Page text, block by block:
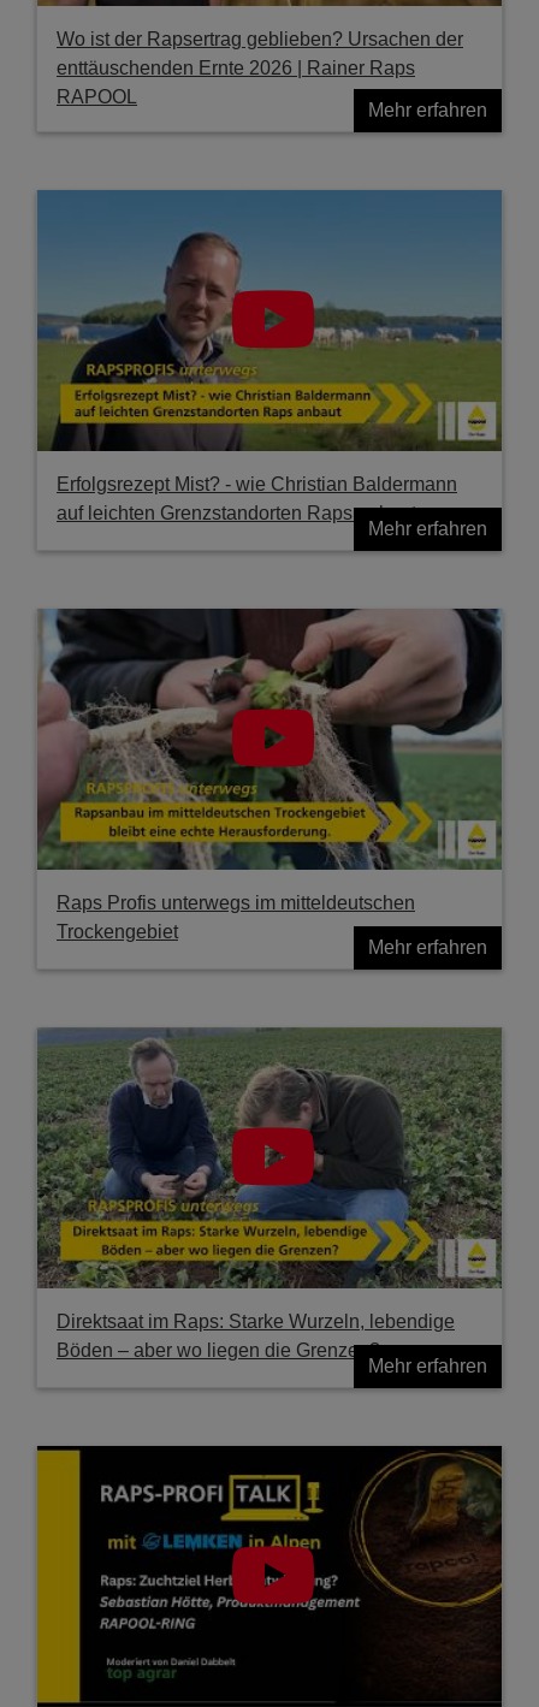
Wo ist der Rapsertrag geblieben? Ursachen der
enttäuschenden Ernte 2026 | Rainer Raps
RAPOOL
Mehr erfahren
Erfolgsrezept Mist? - wie Christian Baldermann
auf leichten Grenzstandorten Raps anbaut
Mehr erfahren
Raps Profis unterwegs im mitteldeutschen
Trockengebiet
Mehr erfahren
Direktsaat im Raps: Starke Wurzeln, lebendige
Böden – aber wo liegen die Grenzen?
Mehr erfahren